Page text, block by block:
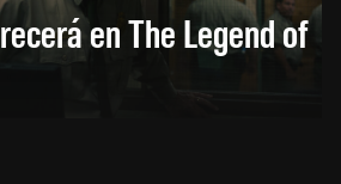
en The Legend of